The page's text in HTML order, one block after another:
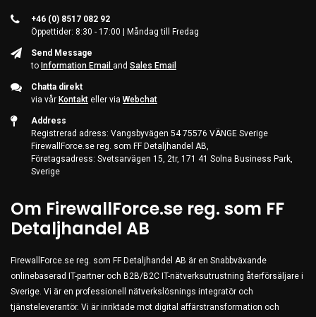
+46 (0) 8517 082 92
Öppettider: 8:30 - 17:00 | Måndag till Fredag
Send Message
to Information Email and Sales Email
Chatta direkt
via vår Kontakt eller via Webchat
Address
Registrerad adress: Vangsbyvägen 54 75576 VÄNGE Sverige
FirewallForce.se reg. som FF Detaljhandel AB,
Företagsadress: Svetsarvägen 15, 2tr, 171 41 Solna Business Park,
Sverige
Om FirewallForce.se reg. som FF
Detaljhandel AB
FirewallForce.se reg. som FF Detaljhandel AB är en Snabbväxande
onlinebaserad IT-partner och B2B/B2C IT-nätverksutrustning återförsäljare i
Sverige. Vi är en professionell nätverkslösnings integratör och
tjänsteleverantör. Vi är inriktade mot digital affärstransformation och